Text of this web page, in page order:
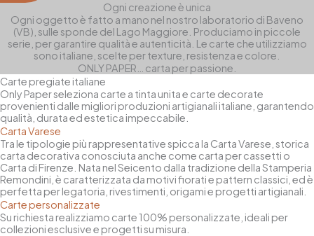
Ogni creazione è unica
Ogni oggetto è fatto a mano nel nostro laboratorio di Baveno
(VB), sulle sponde del Lago Maggiore. Produciamo in piccole
serie, per garantire qualità e autenticità. Le carte che utilizziamo
sono italiane, scelte per texture, resistenza e colore.
ONLY PAPER… carta per passione.
Carte pregiate italiane
Only Paper seleziona carte a tinta unita e carte decorate
provenienti dalle migliori produzioni artigianali italiane, garantendo
qualità, durata ed estetica impeccabile.
Carta Varese
Tra le tipologie più rappresentative spicca la Carta Varese, storica
carta decorativa conosciuta anche come carta per cassetti o
Carta di Firenze. Nata nel Seicento dalla tradizione della Stamperia
Remondini, è caratterizzata da motivi fiorati e pattern classici, ed è
perfetta per legatoria, rivestimenti, origami e progetti artigianali.
Carte personalizzate
Su richiesta realizziamo carte 100% personalizzate, ideali per
collezioni esclusive e progetti su misura.